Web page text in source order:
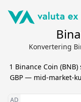
Konvertering
1 Binance Coin (BNB)
GBP— mid-market-